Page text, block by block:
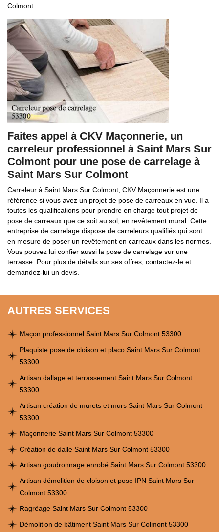
Colmont.
Faites appel à CKV Maçonnerie, un
carreleur professionnel à Saint Mars Sur
Colmont pour une pose de carrelage à
Saint Mars Sur Colmont
Carreleur à Saint Mars Sur Colmont, CKV Maçonnerie est une
référence si vous avez un projet de pose de carreaux en vue. Il a
toutes les qualifications pour prendre en charge tout projet de
pose de carreaux que ce soit au sol, en revêtement mural. Cette
entreprise de carrelage dispose de carreleurs qualifiés qui sont
en mesure de poser un revêtement en carreaux dans les normes.
Vous pouvez lui confier aussi la pose de carrelage sur une
terrasse. Pour plus de détails sur ses offres, contactez-le et
demandez-lui un devis.
AUTRES SERVICES
Maçon professionnel Saint Mars Sur Colmont 53300
Plaquiste pose de cloison et placo Saint Mars Sur Colmont
53300
Artisan dallage et terrassement Saint Mars Sur Colmont
53300
Artisan création de murets et murs Saint Mars Sur Colmont
53300
Maçonnerie Saint Mars Sur Colmont 53300
Création de dalle Saint Mars Sur Colmont 53300
Artisan goudronnage enrobé Saint Mars Sur Colmont 53300
Artisan démolition de cloison et pose IPN Saint Mars Sur
Colmont 53300
Ragréage Saint Mars Sur Colmont 53300
Démolition de bâtiment Saint Mars Sur Colmont 53300